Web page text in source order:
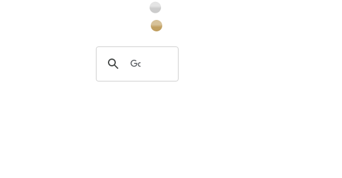
白色の花のフリー写真素材
昆虫のフリー写真素材